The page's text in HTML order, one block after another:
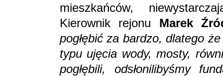
mieszkańców,
Kierownik rejonu Marek
pogłębić za bardzo, dlatego
typu ujęcia wody, mosty,
pogłębili, odsłonilibyśmy